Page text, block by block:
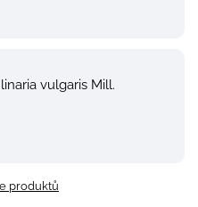
vulgaris Mill.
produktů